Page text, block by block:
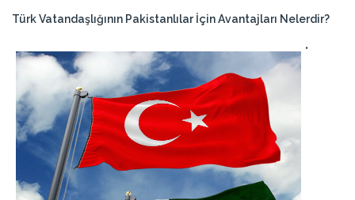
Türk Vatandaşlığının Pakistanlılar İçin Avantajları Nelerdir?
•